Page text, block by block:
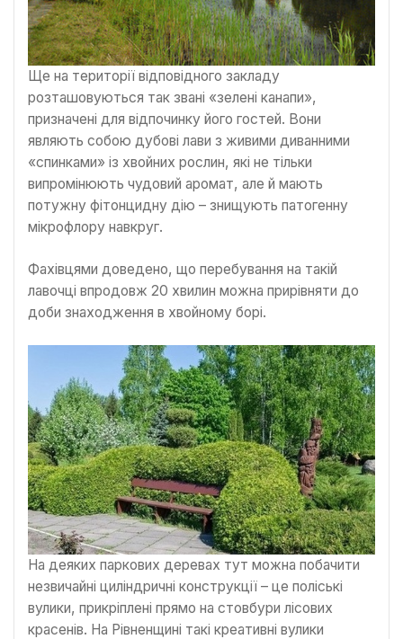
Ще на території відповідного закладу
розташовуються так звані «зелені канапи»,
призначені для відпочинку його гостей. Вони
являють собою дубові лави з живими диванними
«спинками» із хвойних рослин, які не тільки
випромінюють чудовий аромат, але й мають
потужну фітонцидну дію – знищують патогенну
мікрофлору навкруг.
Фахівцями доведено, що перебування на такій
лавочці впродовж 20 хвилин можна прирівняти до
доби знаходження в хвойному борі.
На деяких паркових деревах тут можна побачити
незвичайні циліндричні конструкції – це поліські
вулики, прикріплені прямо на стовбури лісових
красенів. На Рівненщині такі креативні вулики